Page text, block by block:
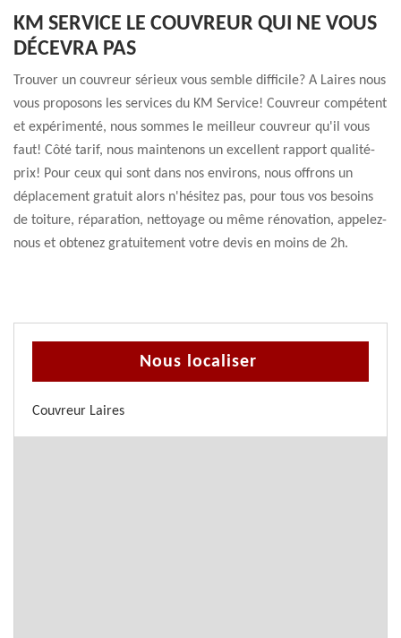
KM SERVICE LE COUVREUR QUI NE VOUS
DÉCEVRA PAS
Trouver un couvreur sérieux vous semble difficile? A Laires nous
vous proposons les services du KM Service! Couvreur compétent
et expérimenté, nous sommes le meilleur couvreur qu'il vous
faut! Côté tarif, nous maintenons un excellent rapport qualité-
prix! Pour ceux qui sont dans nos environs, nous offrons un
déplacement gratuit alors n'hésitez pas, pour tous vos besoins
de toiture, réparation, nettoyage ou même rénovation, appelez-
nous et obtenez gratuitement votre devis en moins de 2h.
Nous localiser
Couvreur Laires